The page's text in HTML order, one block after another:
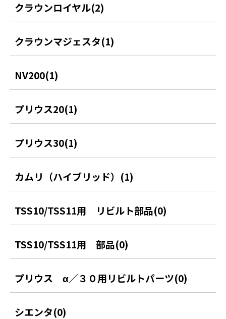
クラウンロイヤル(2)
クラウンマジェスタ(1)
NV200(1)
プリウス20(1)
プリウス30(1)
カムリ（ハイブリッド）(1)
TSS10/TSS11用 リビルト部品(0)
TSS10/TSS11用 部品(0)
プリウス α／３０用リビルトパーツ(0)
シエンタ(0)